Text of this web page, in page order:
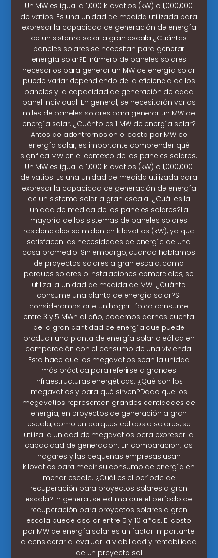
Un MW es igual a 1,000 kilovatios (kW) o 1,000,000
de vatios. Es una unidad de medida utilizada para
expresar la capacidad de generación de energía
de un sistema solar a gran escala.¿Cuántos
paneles solares se necesitan para generar
energía solar?El número de paneles solares
necesarios para generar un MW de energía solar
puede variar dependiendo de la eficiencia de los
paneles y la capacidad de generación de cada
panel individual. En general, se necesitarán varios
miles de paneles solares para generar un MW de
energía solar. ¿Cuánto es 1 MW de energía solar?
Antes de adentrarnos en el costo por MW de
energía solar, es importante comprender qué
significa MW en el contexto de los paneles solares.
Un MW es igual a 1,000 kilovatios (kW) o 1,000,000
de vatios. Es una unidad de medida utilizada para
expresar la capacidad de generación de energía
de un sistema solar a gran escala. ¿Cuál es la
unidad de medida de los paneles solares?La
mayoría de los sistemas de paneles solares
residenciales se miden en kilovatios (kW), ya que
satisfacen las necesidades de energía de una
casa promedio. Sin embargo, cuando hablamos
de proyectos solares a gran escala, como
parques solares o instalaciones comerciales, se
utiliza la unidad de medida de MW. ¿Cuánto
consume una planta de energía solar?Si
consideramos que un hogar típico consume
entre 3 y 5 MWh al año, podemos darnos cuenta
de la gran cantidad de energía que puede
producir una planta de energía solar o eólica en
comparación con el consumo de una vivienda.
Esto hace que los megavatios sean la unidad
más práctica para referirse a grandes
infraestructuras energéticas. ¿Qué son los
megavatios y para qué sirven?Dado que los
megavatios representan grandes cantidades de
energía, en proyectos de generación a gran
escala, como en parques eólicos o solares, se
utiliza la unidad de megavatios para expresar la
capacidad de generación. En comparación, los
hogares y las pequeñas empresas usan
kilovatios para medir su consumo de energía en
menor escala. ¿Cuál es el período de
recuperación para proyectos solares a gran
escala?En general, se estima que el período de
recuperación para proyectos solares a gran
escala puede oscilar entre 5 y 10 años. El costo
por MW de energía solar es un factor importante
a considerar al evaluar la viabilidad y rentabilidad
de un proyecto sol